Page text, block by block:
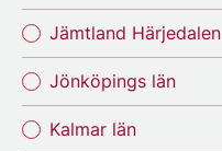
Jämtland Härjedalen
Jönköpings län
Kalmar län